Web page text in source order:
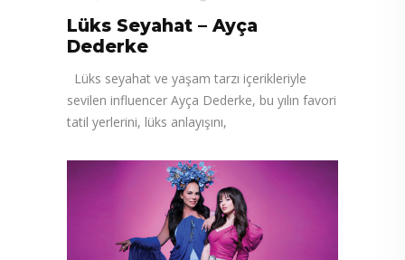
Lüks Seyahat – Ayça
Dederke
Lüks seyahat ve yaşam tarzı içerikleriyle
sevilen influencer Ayça Dederke, bu yılın favori
tatil yerlerini, lüks anlayışını,